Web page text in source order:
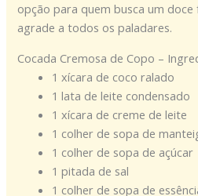
opção para quem busca um
agrade a todos os paladares.
Cocada Cremosa de Copo –
1 xícara de coco ralado
1 lata de leite condensado
1 xícara de creme de leite
1 colher de sopa de
1 colher de sopa de açúcar
1 pitada de sal
1 colher de sopa de